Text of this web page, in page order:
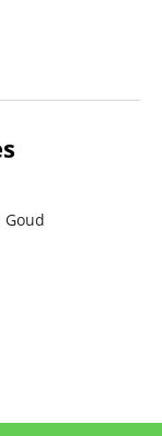
Goud